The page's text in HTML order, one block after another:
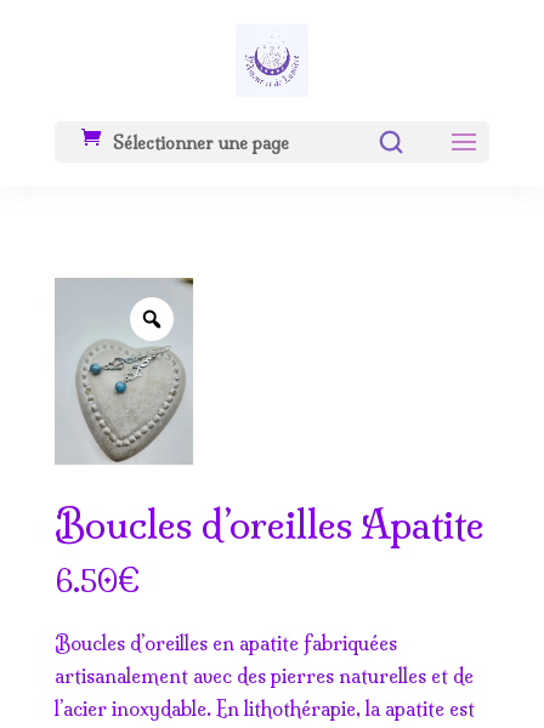
Sélectionner une page
Zoom
Boucles d’oreilles Apatite
6.50€
Boucles d’oreilles en apatite fabriquées
artisanalement avec des pierres naturelles et de
l’acier inoxydable. En lithothérapie, la apatite est